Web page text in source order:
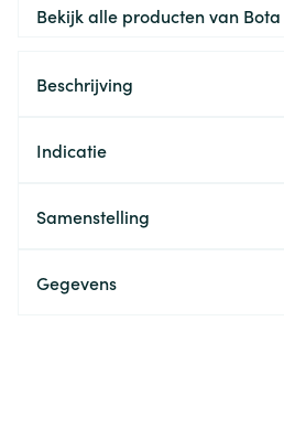
Bekijk alle producten van Bota
Beschrijving
Indicatie
Samenstelling
Gegevens